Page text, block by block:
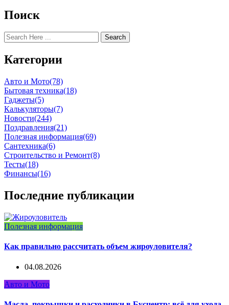
Поиск
Search
Категории
Авто и Мото(78)
Бытовая техника(18)
Гаджеты(5)
Калькуляторы(7)
Новости(244)
Поздравления(21)
Полезная информация(69)
Сантехника(6)
Строительство и Ремонт(8)
Тесты(18)
Финансы(16)
Последние публикации
Полезная информация
Как правильно рассчитать объем жироуловителя?
04.08.2026
Авто и Мото